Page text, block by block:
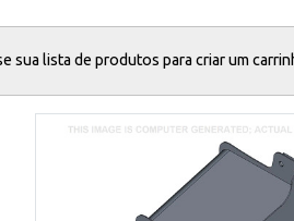
sua lista de produtos para criar um